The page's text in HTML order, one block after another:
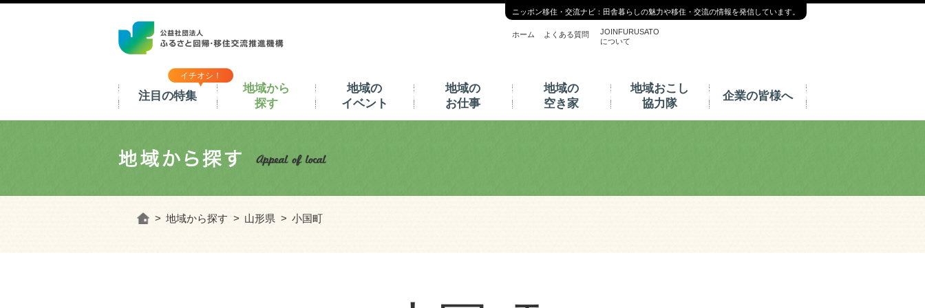
ニッポン移住・交流ナビ：田舎暮らしの魅力や移住・交流の情報を発信しています。
ホーム よくある質問
JOINFURUSATO
について
イチオシ！
注目の特集
地域から
探す
地域の
イベント
地域の
お仕事
地域の
空き家
地域おこし
協力隊
企業の皆様へ
ホーム 地域から探す 山形県 小国町